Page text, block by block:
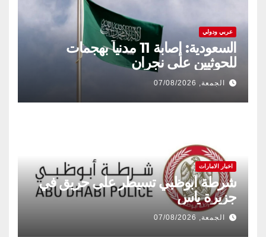
عربي ودولي
السعودية: إصابة 11 مدنياً بهجمات
للحوثيين على نجران
الجمعة, 07/08/2026
اخبار الامارات
شرطة أبوظبي تسيطر على حريق في
جزيرة ياس
الجمعة, 07/08/2026